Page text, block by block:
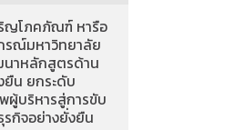
ริญโภคภัณฑ์ หารือ
รณ์มหาวิทยาลัย
าหลักสูตรด้าน
ยืน ยกระดับ
ผู้บริหารสู่การขับ
รกิจอย่างยั่งยืน